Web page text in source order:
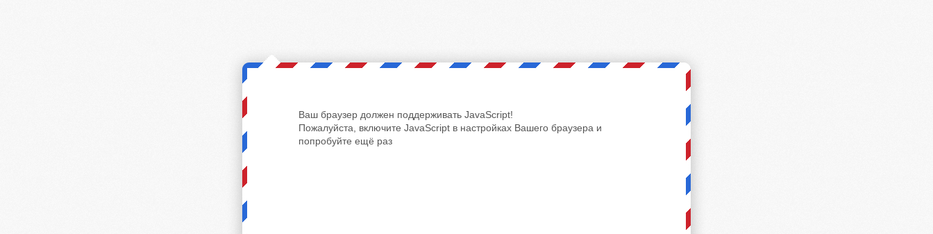
Ваш браузер должен поддерживать JavaScript!
Пожалуйста, включите JavaScript в настройках Вашего браузера и
попробуйте ещё раз